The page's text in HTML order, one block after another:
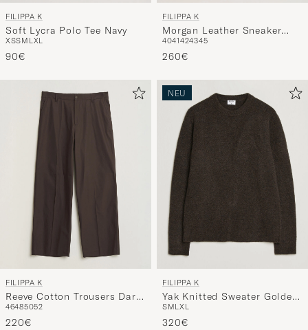
FILIPPA K
Soft Lycra Polo Tee Navy
XSSM LXL
90€
FILIPPA K
Morgan Leather Sneaker
White
4041424345
260€
FILIPPA K
Reeve Cotton Trousers Dark
Chocolate
46485052
220€
NEU
FILIPPA K
Yak Knitted Sweater Golden
Brown
SMLXL
320€